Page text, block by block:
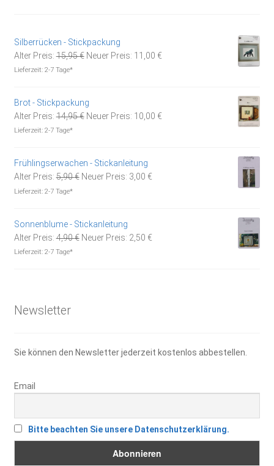
Silberrücken - Stickpackung
Alter Preis: 15,95€ Ursprünglicher
Neuer Preis: 11,00 €Aktueller
Lieferzeit: 2-7 Tage*
Brot - Stickpackung
Alter Preis: 14,95€ Ursprünglicher
Neuer Preis: 10,00 €Aktueller
Lieferzeit: 2-7 Tage*
Frühlingserwachen - Stickanleitung
Alter Preis: 5,90€ Ursprünglicher
Neuer Preis: 3,00 €Aktueller
Lieferzeit: 2-7 Tage*
Sonnenblume - Stickanleitung
Alter Preis: 4,90€ Ursprünglicher
Neuer Preis: 2,50 €Aktueller
Lieferzeit: 2-7 Tage*
Newsletter
Sie können den Newsletter jederzeit kostenlos abbestellen.
Email
Bitte beachten Sie unsere Datenschutzerklärung.